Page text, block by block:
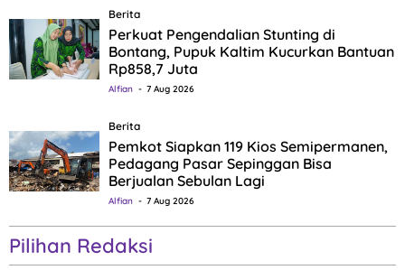
Berita
Perkuat Pengendalian Stunting di
Bontang, Pupuk Kaltim Kucurkan Bantuan
Rp858,7 Juta
Alfian 7 Aug 2026
Berita
Pemkot Siapkan 119 Kios Semipermanen,
Pedagang Pasar Sepinggan Bisa
Berjualan Sebulan Lagi
Alfian 7 Aug 2026
Pilihan Redaksi